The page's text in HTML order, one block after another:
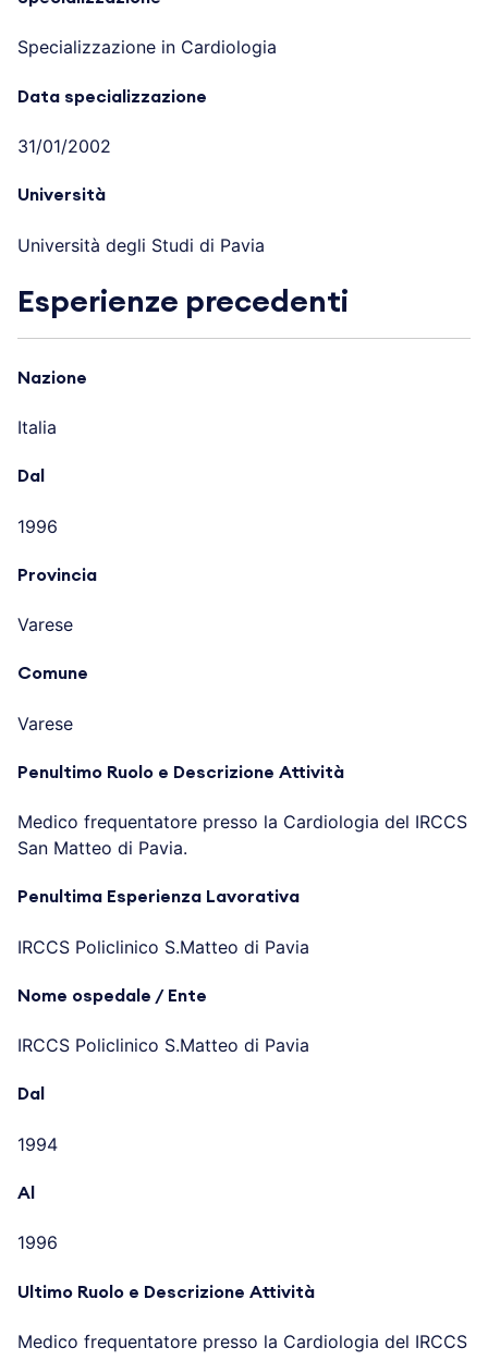
Specializzazione in Cardiologia
Data specializzazione
31/01/2002
Università
Università degli Studi di Pavia
Esperienze precedenti
Nazione
Italia
Dal
1996
Provincia
Varese
Comune
Varese
Penultimo Ruolo e Descrizione Attività
Medico frequentatore presso la Cardiologia del IRCCS
San Matteo di Pavia.
Penultima Esperienza Lavorativa
IRCCS Policlinico S.Matteo di Pavia
Nome ospedale / Ente
IRCCS Policlinico S.Matteo di Pavia
Dal
1994
Al
1996
Ultimo Ruolo e Descrizione Attività
Medico frequentatore presso la Cardiologia del IRCCS